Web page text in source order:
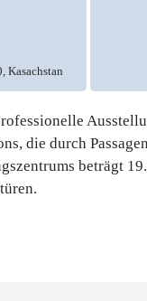
Kasachstan
die durch
beträgt